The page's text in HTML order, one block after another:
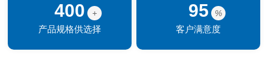
400
+
产品规格供选择
95
%
客户满意度